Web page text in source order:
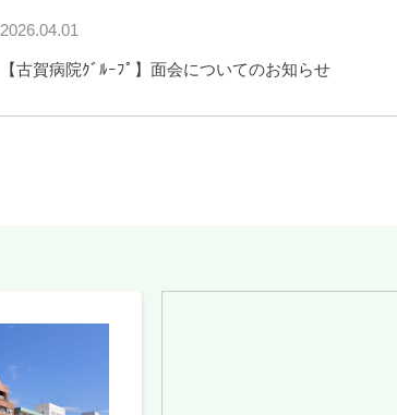
2026.04.01
【古賀病院ｸﾞﾙｰﾌﾟ】面会についてのお知らせ